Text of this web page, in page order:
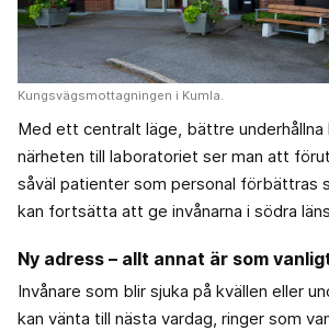
Kungsvägsmottagningen i Kumla.
Med ett centralt läge, bättre underhållna
närheten till laboratoriet ser man att
såväl patienter som personal förbättras
kan fortsätta att ge invånarna i södra
Ny adress – allt annat är som
Invånare som blir sjuka på kvällen eller
kan vänta till nästa vardag, ringer som